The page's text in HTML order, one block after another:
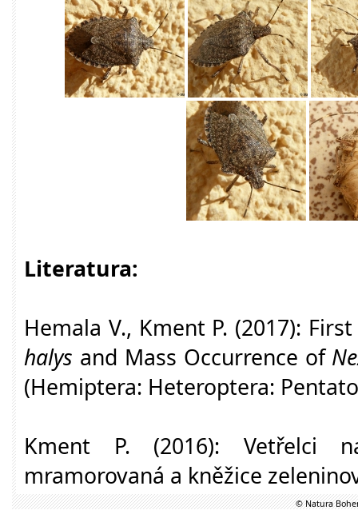
Literatura:
Hemala V., Kment P. (2017):
halys and Mass Occurrence of
(Hemiptera: Heteroptera:
Kment P. (2016): Vetřelci
mramorovaná a kněžice
© Natura